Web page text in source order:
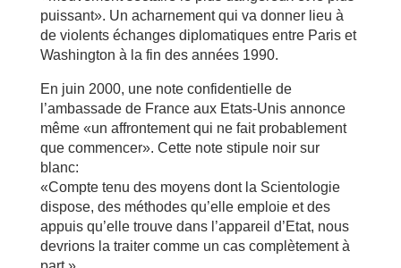
puissant». Un acharnement qui va donner lieu à
de violents échanges diplomatiques entre Paris et
Washington à la fin des années 1990.
En juin 2000, une note confidentielle de
l’ambassade de France aux Etats-Unis annonce
même «un affrontement qui ne fait probablement
que commencer». Cette note stipule noir sur
blanc:
«Compte tenu des moyens dont la Scientologie
dispose, des méthodes qu’elle emploie et des
appuis qu’elle trouve dans l’appareil d’Etat, nous
devrions la traiter comme un cas complètement à